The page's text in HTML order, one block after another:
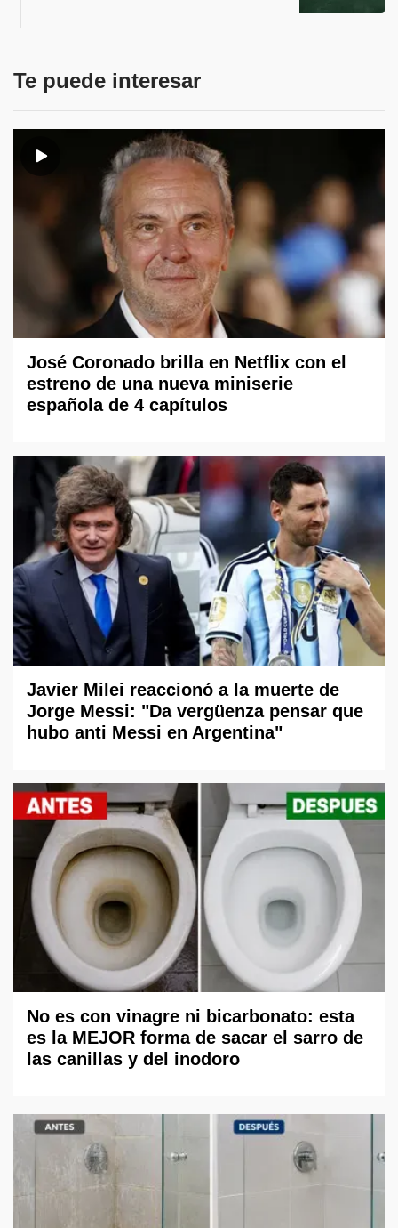
Te puede interesar
José Coronado brilla en Netflix con el
estreno de una nueva miniserie
española de 4 capítulos
Javier Milei reaccionó a la muerte de
Jorge Messi: "Da vergüenza pensar que
hubo anti Messi en Argentina"
No es con vinagre ni bicarbonato: esta
es la MEJOR forma de sacar el sarro de
las canillas y del inodoro